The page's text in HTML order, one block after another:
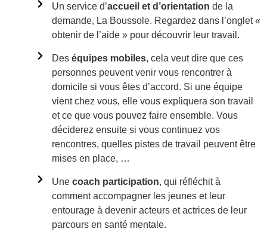
Un service d’accueil et d’orientation de la
demande, La Boussole. Regardez dans l’onglet «
obtenir de l’aide » pour découvrir leur travail.
Des équipes mobiles, cela veut dire que ces
personnes peuvent venir vous rencontrer à
domicile si vous êtes d’accord. Si une équipe
vient chez vous, elle vous expliquera son travail
et ce que vous pouvez faire ensemble. Vous
déciderez ensuite si vous continuez vos
rencontres, quelles pistes de travail peuvent être
mises en place, …
Une coach participation, qui réfléchit à
comment accompagner les jeunes et leur
entourage à devenir acteurs et actrices de leur
parcours en santé mentale.